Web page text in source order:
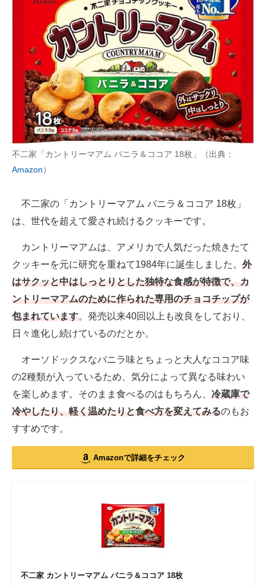
不二家「カントリーマアム バニラ＆ココア 18枚」（出典：
Amazon）
不二家の「カントリーマアム バニラ＆ココア 18枚」
は、世代を超えて愛され続けるクッキーです。
カントリーマアムは、アメリカで人気だった焼きたて
クッキーを元に研究を重ねて1984年に誕生しました。 外
はサクッと中はしっとりとした独特な食感が特徴で、カ
ントリーマアムのために作られた専用のチョコチップが
包まれています。発売以来40回以上も改良をしており、
日々進化し続けているのだとか。
オーソドックスなバニラ味とちょっと大人なココア味
の2種類が入っているため、気分によって異なる味わい
を楽しめます。そのまま食べるのはもちろん、 冷蔵庫で
冷やしたり、軽く温めたりと食べ方を変えてみるのもお
すすめです。
Amazonで詳細をチェック
不二家 カントリーマアム バニラ＆ココア 18枚